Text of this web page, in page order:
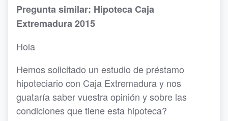
Pregunta similar: Hipoteca Caja
Extremadura 2015
Hola
Hemos solicitado un estudio de préstamo
hipoteciario con Caja Extremadura y nos
guataría saber vuestra opinión y sobre las
condiciones que tiene esta hipoteca?